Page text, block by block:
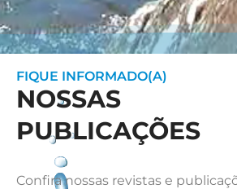
FIQUE INFORMADO(A)
NOSSAS
PUBLICAÇÕES
Confira nossas revistas e